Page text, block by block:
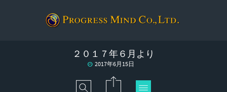
２０１７年６月より
2017年6月15日